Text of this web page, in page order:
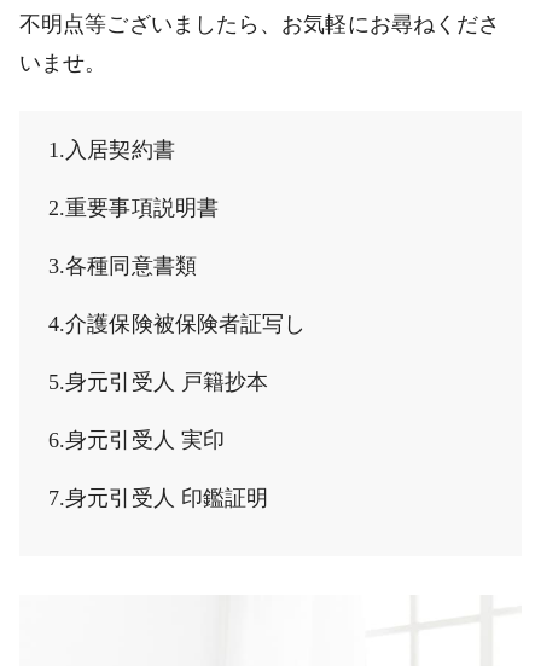
不明点等ございましたら、お気軽にお尋ねくださ
いませ。
1.入居契約書
2.重要事項説明書
3.各種同意書類
4.介護保険被保険者証写し
5.身元引受人 戸籍抄本
6.身元引受人 実印
7.身元引受人 印鑑証明